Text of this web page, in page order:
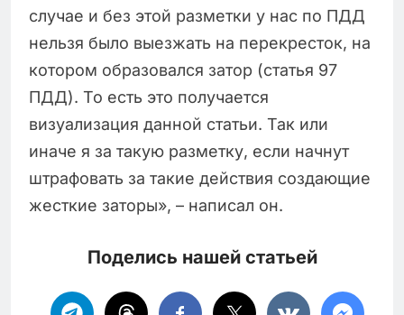
случае и без этой разметки у нас по ПДД
нельзя было выезжать на перекресток, на
котором образовался затор (статья 97
ПДД). То есть это получается
визуализация данной статьи. Так или
иначе я за такую разметку, если начнут
штрафовать за такие действия создающие
жесткие заторы», – написал он.
Поделись нашей статьей